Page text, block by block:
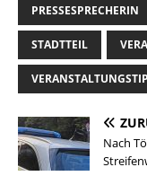
PRESSESPRECHERIN
STADTTEIL
Nach